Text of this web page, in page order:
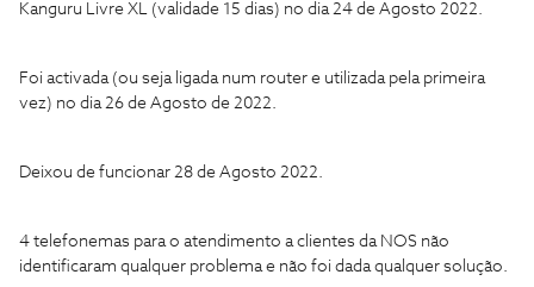
Kanguru Livre XL (validade 15 dias) no dia 24 de Agosto 2022.
Foi activada (ou seja ligada num router e utilizada pela primeira
vez) no dia 26 de Agosto de 2022.
Deixou de funcionar 28 de Agosto 2022.
4 telefonemas para o atendimento a clientes da NOS não
identificaram qualquer problema e não foi dada qualquer solução.